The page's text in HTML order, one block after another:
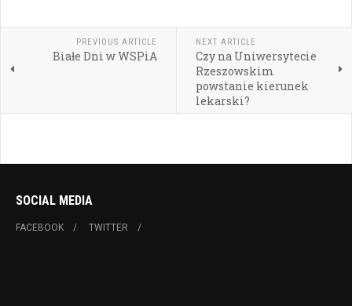
PREVIOUS ARTICLE
Białe Dni w WSPiA
NEXT ARTICLE
Czy na Uniwersytecie
Rzeszowskim
powstanie kierunek
lekarski?
SOCIAL MEDIA
FACEBOOK TWITTER